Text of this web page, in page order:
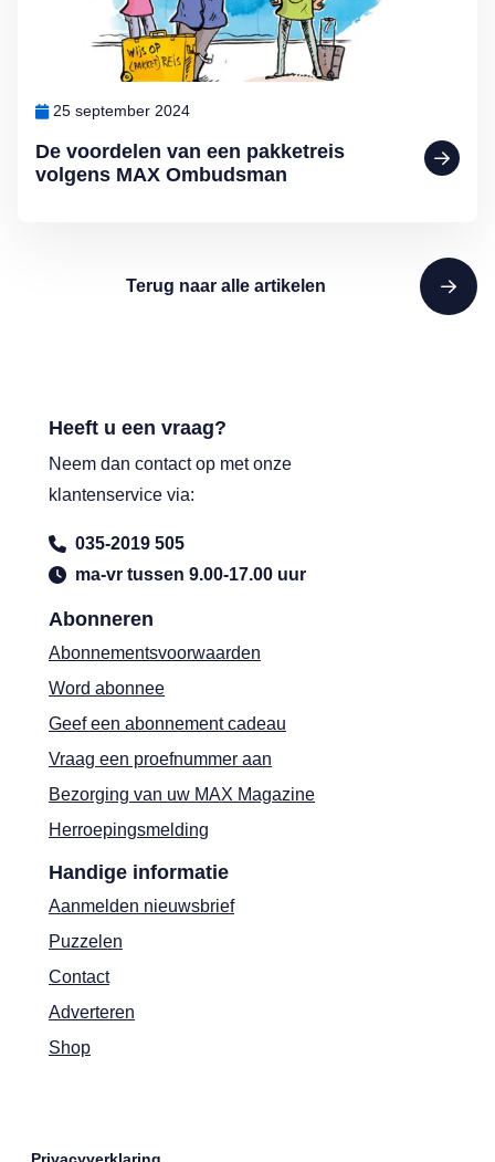
De voordelen van een pakketreis
volgens MAX Ombudsman
25 september 2024
Terug naar alle artikelen
Abonneren
Abonnementsvoorwaarden
Word abonnee
Geef een abonnement cadeau
Vraag een proefnummer aan
Bezorging van uw MAX Magazine
Herroepingsmelding
Handige informatie
Aanmelden nieuwsbrief
Puzzelen
Contact
Adverteren
Shop
Heeft u een vraag?
Neem dan contact op met onze
klantenservice via:
035-2019 505
ma-vr tussen 9.00-17.00 uur